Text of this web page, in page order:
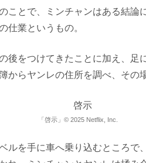
ことで、ミンチャンはある結論
仕業というもの。
後をつけてきたことに加え、足
からヤンレの住所を調べ、その
「啓示」© 2025 Netflix, Inc.
ルを手に車へ乗り込むところで